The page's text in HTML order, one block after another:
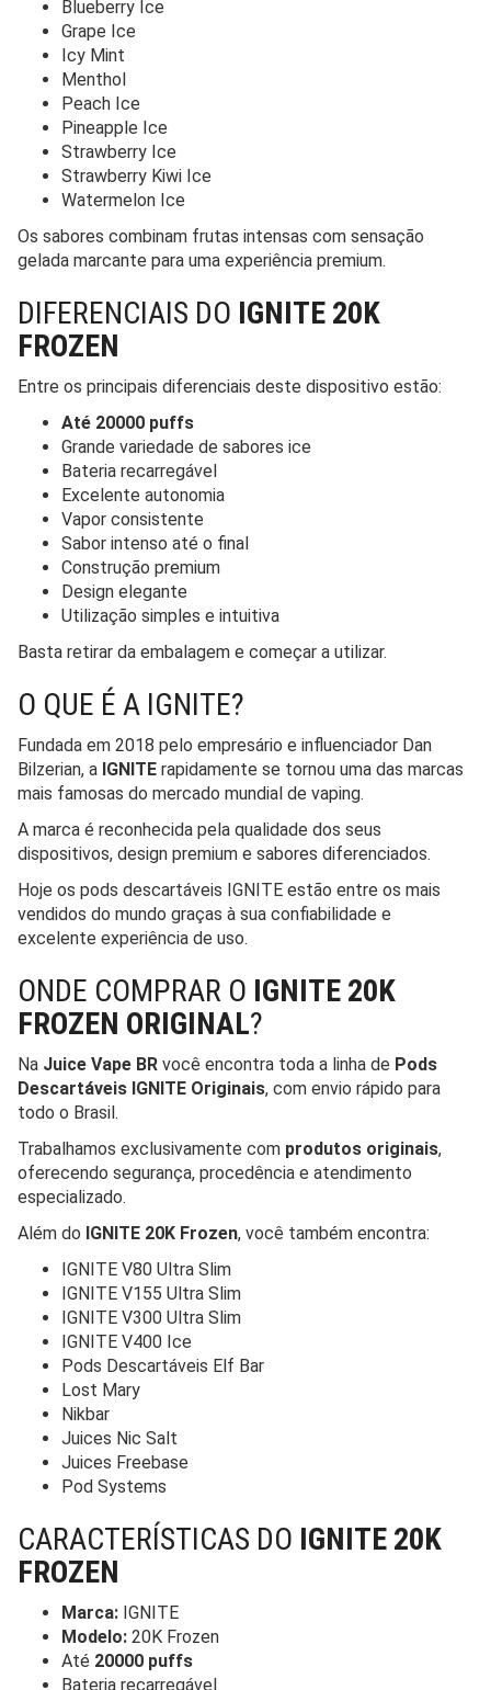
Blueberry Ice
Grape Ice
Icy Mint
Menthol
Peach Ice
Pineapple Ice
Strawberry Ice
Strawberry Kiwi Ice
Watermelon Ice
Os sabores combinam frutas intensas com sensação
gelada marcante para uma experiência premium.
DIFERENCIAIS DO IGNITE 20K
FROZEN
Entre os principais diferenciais deste dispositivo estão:
Até 20000 puffs
Grande variedade de sabores ice
Bateria recarregável
Excelente autonomia
Vapor consistente
Sabor intenso até o final
Construção premium
Design elegante
Utilização simples e intuitiva
Basta retirar da embalagem e começar a utilizar.
O QUE É A IGNITE?
Fundada em 2018 pelo empresário e influenciador Dan
Bilzerian, a IGNITE rapidamente se tornou uma das marcas
mais famosas do mercado mundial de vaping.
A marca é reconhecida pela qualidade dos seus
dispositivos, design premium e sabores diferenciados.
Hoje os pods descartáveis IGNITE estão entre os mais
vendidos do mundo graças à sua confiabilidade e
excelente experiência de uso.
ONDE COMPRAR O IGNITE 20K
FROZEN ORIGINAL?
Na Juice Vape BR você encontra toda a linha de Pods
Descartáveis IGNITE Originais, com envio rápido para
todo o Brasil.
Trabalhamos exclusivamente com produtos originais,
oferecendo segurança, procedência e atendimento
especializado.
Além do IGNITE 20K Frozen, você também encontra:
IGNITE V80 Ultra Slim
IGNITE V155 Ultra Slim
IGNITE V300 Ultra Slim
IGNITE V400 Ice
Pods Descartáveis Elf Bar
Lost Mary
Nikbar
Juices Nic Salt
Juices Freebase
Pod Systems
CARACTERÍSTICAS DO IGNITE 20K
FROZEN
Marca: IGNITE
Modelo: 20K Frozen
Até 20000 puffs
Bateria recarregável